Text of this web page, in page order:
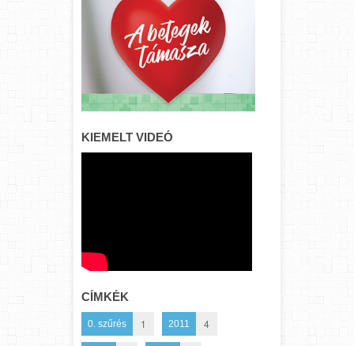
KIEMELT VIDEÓ
CÍMKÉK
0. szűrés 1 2011 4